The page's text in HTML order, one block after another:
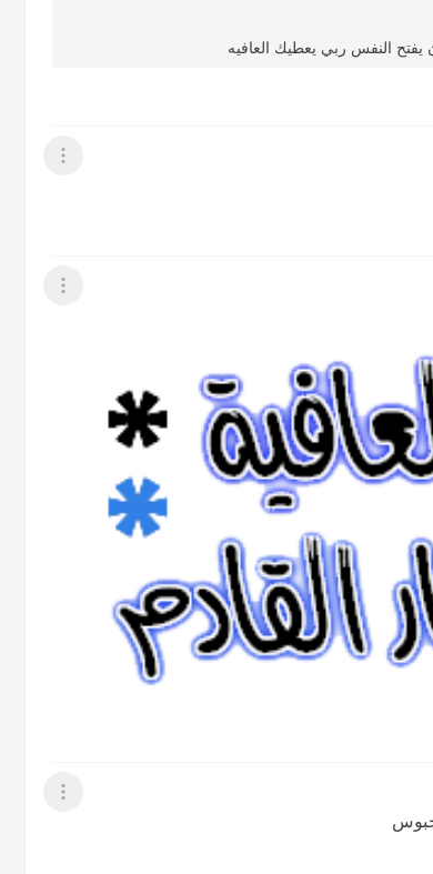
يفتح النفس ربي يعطيك العافيه
عرض القائمة
عرض القائمة
عرض القائمة